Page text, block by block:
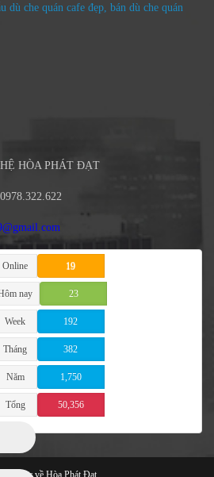
dù che quán cafe đẹp, bán dù che quán
HÒA PHÁT ĐẠT
0978.322.622
Online 19
nay 23
Week 192
Tháng 382
Năm 1,750
Tổng 50,356
thuộc về Hòa Phát Đạt